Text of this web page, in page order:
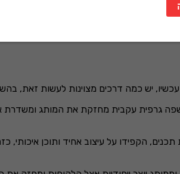
הרבה במתנה – זה יכול להיות עט עם
יש כמה דרכים מצוינות לעשות זאת,
גרפית עקבית מחזקת את המותג
הקפידו על עיצוב אחיד ותוכן איכותי,